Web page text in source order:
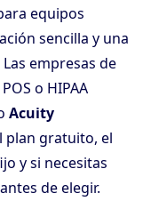
equipos
sencilla y una
empresas de
o HIPAA
Acuity
plan gratuito, el
y si necesitas
de elegir.